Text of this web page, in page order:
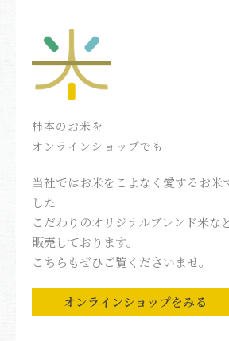
柿本のお米を
オンラインショップでも
当社ではお米をこよなく愛するお米
した
こだわりのオリジナルブレンド米な
販売しております。
こちらもぜひご覧くださいませ。
オンラインショップをみる